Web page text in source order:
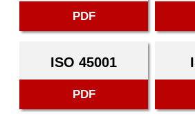
PDF
ISO 45001
PDF